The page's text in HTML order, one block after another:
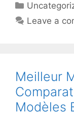
Leave a
Meilleur
Modèles